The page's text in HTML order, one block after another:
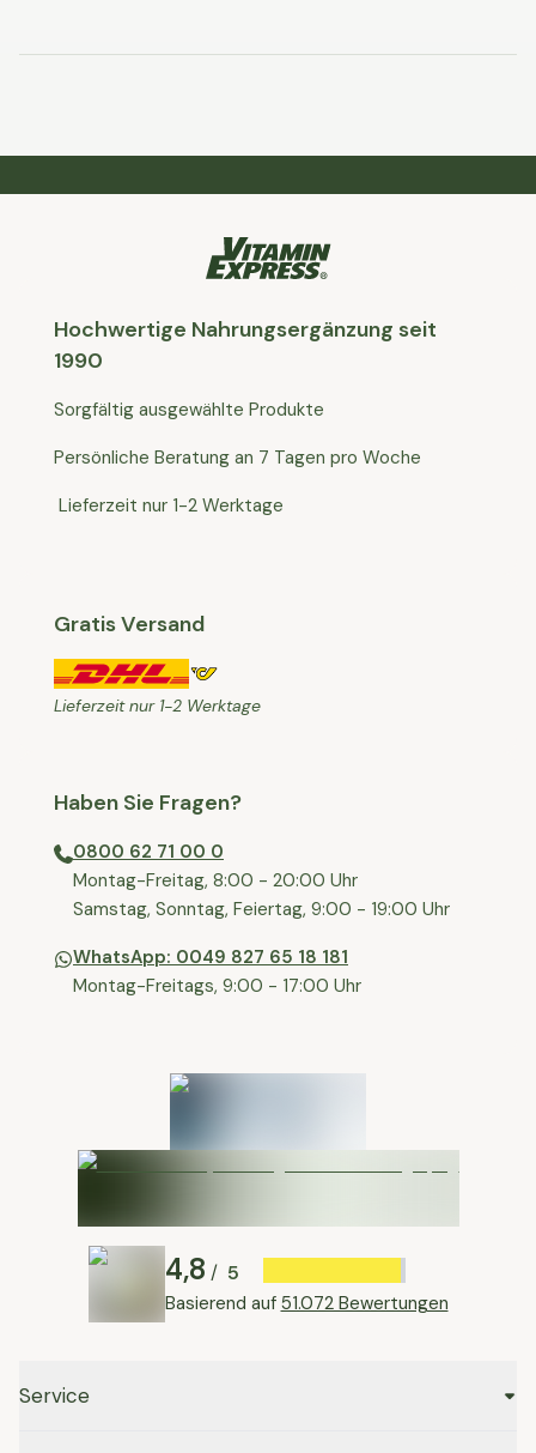
Hochwertige Nahrungsergänzung seit
1990
Sorgfältig ausgewählte Produkte
Persönliche Beratung an 7 Tagen pro Woche
Lieferzeit nur 1-2 Werktage
Gratis Versand
Lieferzeit nur 1-2 Werktage
Haben Sie Fragen?
0800 62 71 00 0
⁠⁠Montag-Freitag, 8:00 - 20:00 Uhr
⁠Samstag, Sonntag, Feiertag, 9:00 - 19:00 Uhr
WhatsApp: 0049 827 65 18 181
Montag-Freitags, 9:00 - 17:00 Uhr
4,8 / 5
Basierend auf 51.072 Bewertungen
Service